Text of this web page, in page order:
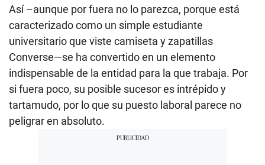
Así –aunque por fuera no lo parezca, porque está
caracterizado como un simple estudiante
universitario que viste camiseta y zapatillas
Converse—se ha convertido en un elemento
indispensable de la entidad para la que trabaja. Por
si fuera poco, su posible sucesor es intrépido y
tartamudo, por lo que su puesto laboral parece no
peligrar en absoluto.